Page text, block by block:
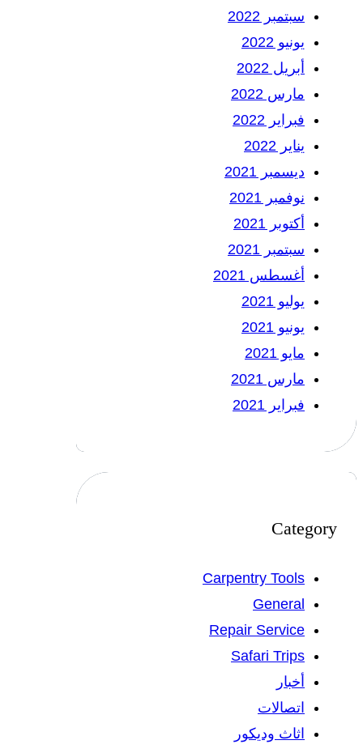
سبتمبر 2022
يونيو 2022
أبريل 2022
مارس 2022
فبراير 2022
يناير 2022
ديسمبر 2021
نوفمبر 2021
أكتوبر 2021
سبتمبر 2021
أغسطس 2021
يوليو 2021
يونيو 2021
مايو 2021
مارس 2021
فبراير 2021
Category
Carpentry Tools
General
Repair Service
Safari Trips
أخبار
اتصالات
اثاث وديكور